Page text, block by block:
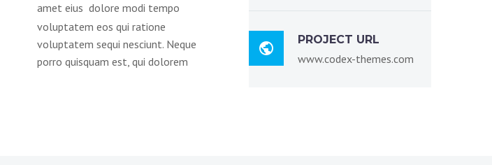
amet eius dolore modi tempo
voluptatem eos qui ratione
voluptatem sequi nesciunt. Neque
porro quisquam est, qui dolorem

PROJECT URL
www.codex-themes.com